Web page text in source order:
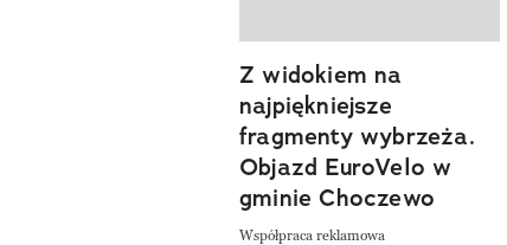
previous element
Z widokiem na
najpiękniejsze
fragmenty wybrzeża.
Objazd EuroVelo w
gminie Choczewo
Współpraca reklamowa